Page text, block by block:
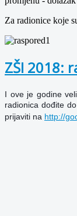
Za radionice koje
ZŠI 2018:
I ove je godine
radionica dođite
prijaviti na http://